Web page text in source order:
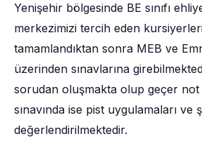
Yenişehir bölgesinde BE sınıfı
merkezimizi tercih eden
tamamlandıktan sonra MEB ve
üzerinden sınavlarına
sorudan oluşmakta olup geçer
sınavında ise pist uygulamaları ve
değerlendirilmektedir.